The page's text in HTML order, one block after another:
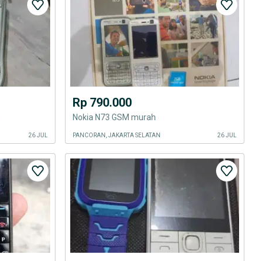
26 JUL
Rp 790.000
Nokia N73 GSM murah
PANCORAN, JAKARTA SELATAN 26 JUL